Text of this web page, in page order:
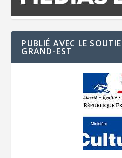
PUBLIÉ AVEC LE
GRAND-EST